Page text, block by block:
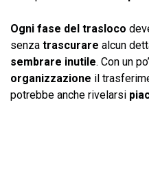
Ogni fase del trasloco
senza trascurare alcun
sembrare inutile. Con un
organizzazione il
potrebbe anche rivelarsi